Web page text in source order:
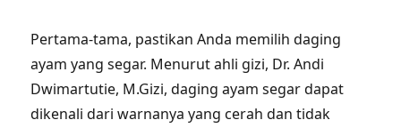
Pertama-tama, pastikan Anda memilih daging
ayam yang segar. Menurut ahli gizi, Dr. Andi
Dwimartutie, M.Gizi, daging ayam segar dapat
dikenali dari warnanya yang cerah dan tidak